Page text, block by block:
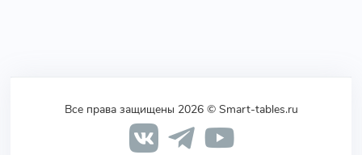
Все права защищены 2026 © Smart-tables.ru